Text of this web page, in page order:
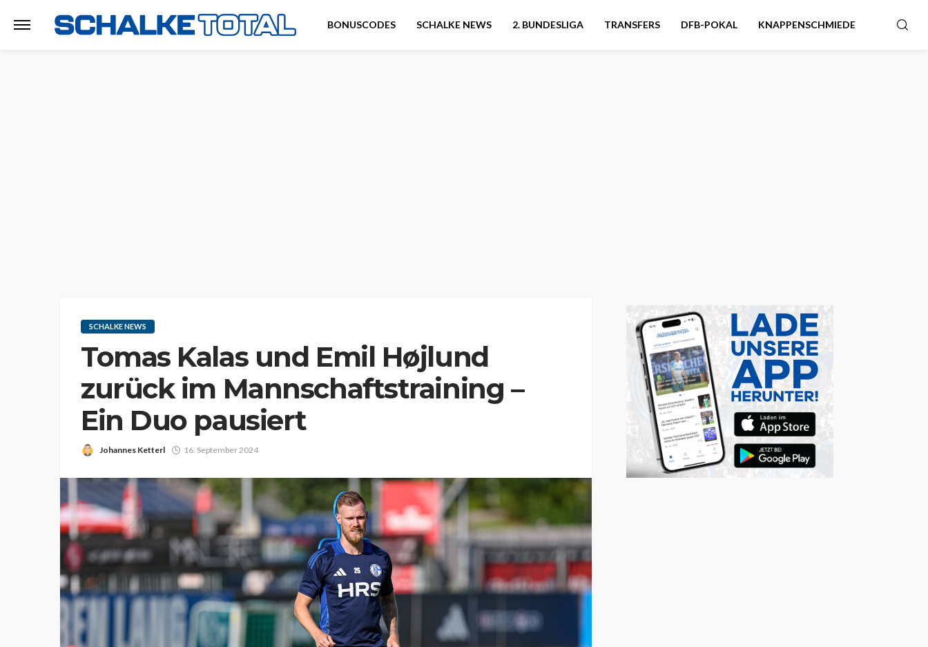
BONUSCODES SCHALKE NEWS 2. BUNDESLIGA TRANSFERS DFB-POKAL KNAPPENSCHMIEDE
SCHALKE NEWS
Tomas Kalas und Emil Højlund
zurück im Mannschaftstraining –
Ein Duo pausiert
Johannes Ketterl 16. September 2024